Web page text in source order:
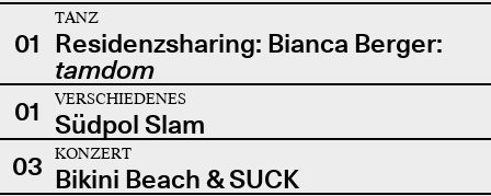
01
TANZ
Residenzsharing: Bianca Berger:
tamdom
01
VERSCHIEDENES
Südpol Slam
03
KONZERT
Bikini Beach & SUCK